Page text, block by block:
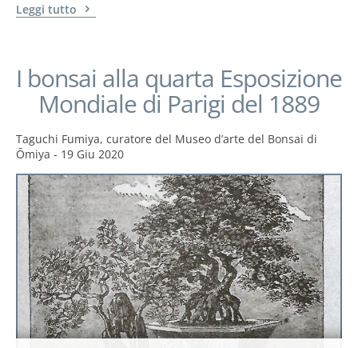
Leggi tutto
I bonsai alla quarta Esposizione
Mondiale di Parigi del 1889
Taguchi Fumiya, curatore del Museo d’arte del Bonsai di
Ōmiya - 19 Giu 2020